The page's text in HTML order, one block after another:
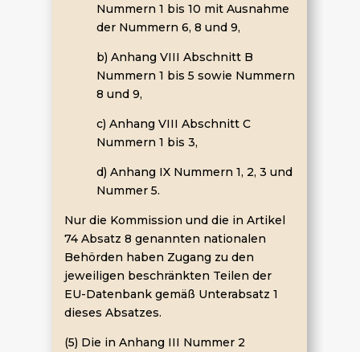
Nummern 1 bis 10 mit Ausnahme
der Nummern 6, 8 und 9,
b) Anhang VIII Abschnitt B
Nummern 1 bis 5 sowie Nummern
8 und 9,
c) Anhang VIII Abschnitt C
Nummern 1 bis 3,
d) Anhang IX Nummern 1, 2, 3 und
Nummer 5.
Nur die Kommission und die in Artikel
74 Absatz 8 genannten nationalen
Behörden haben Zugang zu den
jeweiligen beschränkten Teilen der
EU-Datenbank gemäß Unterabsatz 1
dieses Absatzes.
(5) Die in Anhang III Nummer 2